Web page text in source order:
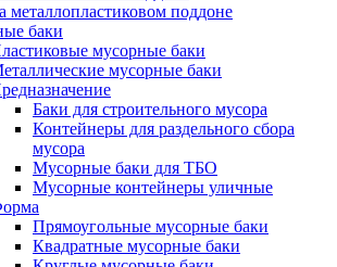
металлопластиковом поддоне
баки
мусорные баки
мусорные баки
Баки для строительного мусора
Контейнеры для раздельного сбора
мусора
Мусорные баки для ТБО
Мусорные контейнеры уличные
Прямоугольные мусорные баки
Квадратные мусорные баки